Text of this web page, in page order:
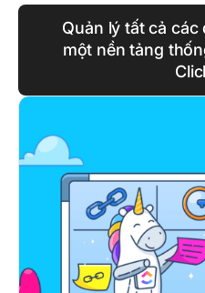
Quản lý tất cả
một nền tảng